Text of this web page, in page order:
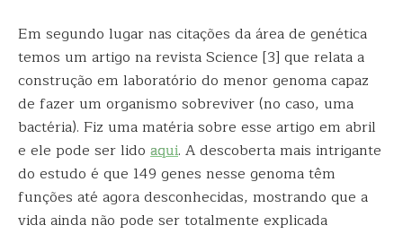
Em segundo lugar nas citações da área de genética
temos um artigo na revista Science [3] que relata a
construção em laboratório do menor genoma capaz
de fazer um organismo sobreviver (no caso, uma
bactéria). Fiz uma matéria sobre esse artigo em abril
e ele pode ser lido aqui. A descoberta mais intrigante
do estudo é que 149 genes nesse genoma têm
funções até agora desconhecidas, mostrando que a
vida ainda não pode ser totalmente explicada